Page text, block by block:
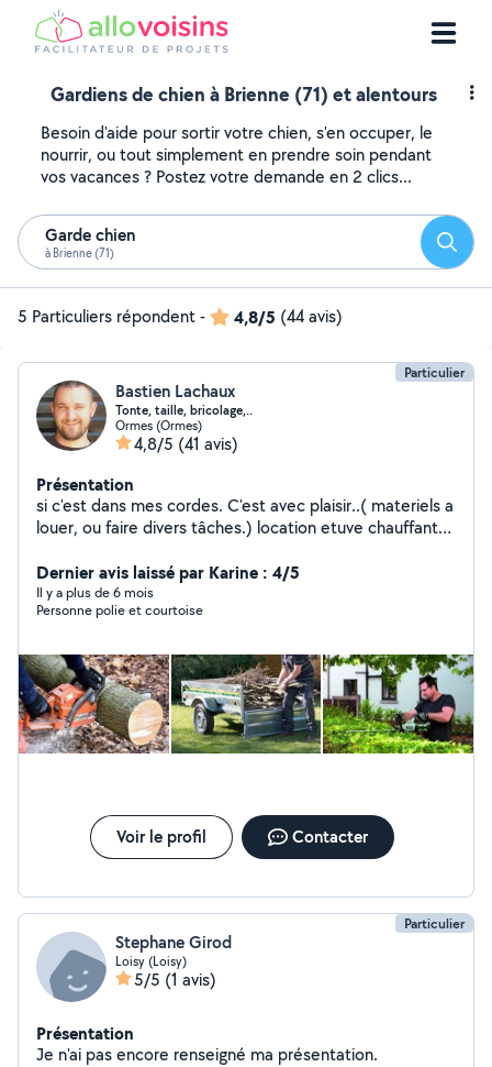
Gardiens de chien à Brienne (71) et alentours
Besoin d'aide pour sortir votre chien, s'en occuper, le
nourrir, ou tout simplement en prendre soin pendant
vos vacances ? Postez votre demande en 2 clics...
Garde chien
à Brienne (71)
5 Particuliers répondent- 4,8/5 (44 avis)
Particulier
Bastien Lachaux
Tonte, taille, bricolage,..
Ormes (Ormes)
4,8/5 (41 avis)
Présentation
si c'est dans mes cordes. C'est avec plaisir..( materiels a
louer, ou faire divers tâches.) location etuve chauffante,
Dernier avis laissé par Karine : 4/5
Il y a plus de 6 mois
Personne polie et courtoise
Voir le profil Contacter
Particulier
Stephane Girod
Loisy (Loisy)
5/5 (1 avis)
Présentation
Je n'ai pas encore renseigné ma présentation.